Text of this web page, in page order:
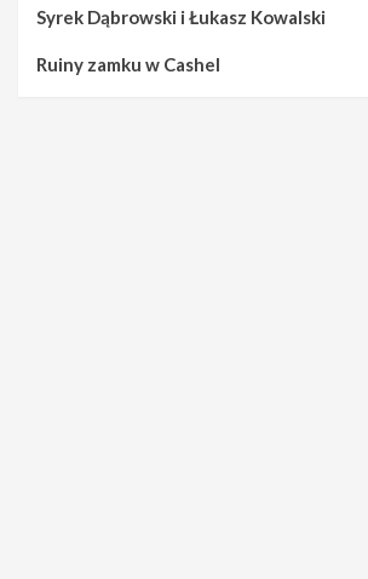
Syrek Dąbrowski i Łukasz Kowalski
Ruiny zamku w Cashel